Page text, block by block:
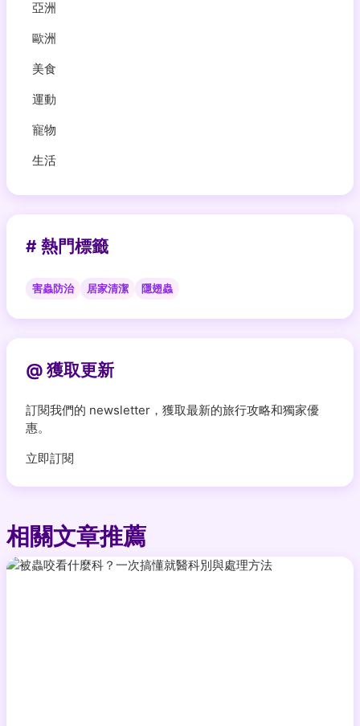
亞洲
歐洲
美食
運動
寵物
生活
# 熱門標籤
害蟲防治 居家清潔 隱翅蟲
@ 獲取更新
訂閱我們的 newsletter，獲取最新的旅行攻略和獨家優
惠。
立即訂閱
相關文章推薦